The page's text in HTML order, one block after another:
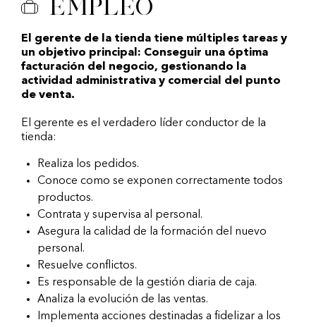
Empleo
El gerente de la tienda tiene múltiples tareas y
un objetivo principal: Conseguir una óptima
facturación del negocio, gestionando la
actividad administrativa y comercial del punto
de venta.
El gerente es el verdadero líder conductor de la
tienda:
Realiza los pedidos.
Conoce como se exponen correctamente todos
productos.
Contrata y supervisa al personal.
Asegura la calidad de la formación del nuevo
personal.
Resuelve conflictos.
Es responsable de la gestión diaria de caja.
Analiza la evolución de las ventas.
Implementa acciones destinadas a fidelizar a los